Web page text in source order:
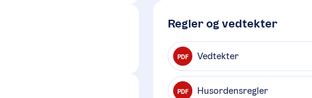
Regler og vedtekter
PDF Vedtekter
PDF Husordensregler